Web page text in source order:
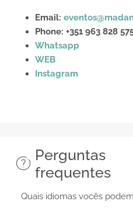
Email:
Phone: +351 963 828
Whatsapp
WEB
Instagram
Perguntas
frequentes
Quais idiomas vocês